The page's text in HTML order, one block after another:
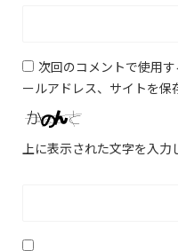
次回のコメントで使用
ールアドレス、サイトを保
上に表示された文字を入力